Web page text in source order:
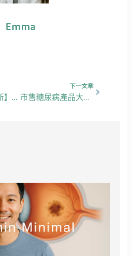
Emma
【2026年度最新】男性掉髮要補充哪些營素？髮量倍增全靠吃這個，5大熱門針對脫髮產品的食用心得
下一文章
市售糖尿病產品大揭秘！終於揾到心頭好！食後感受同你分享